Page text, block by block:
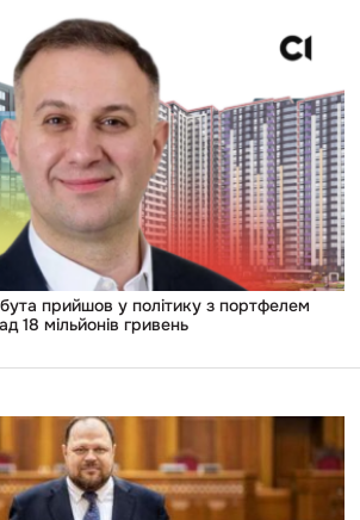
прийшов у політику з портфелем
18 мільйонів гривень